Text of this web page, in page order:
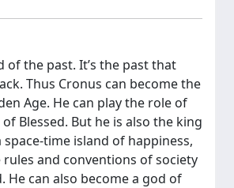
of the past. It’s the past that
Thus Cronus can become the
Age. He can play the role of
Blessed. But he is also the king
space-time island of happiness,
and conventions of society
He can also become a god of